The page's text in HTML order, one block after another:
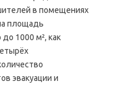
в помещениях
площадь
1000 м², как
эвакуации и